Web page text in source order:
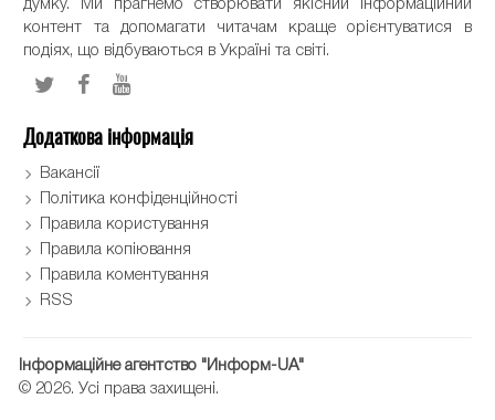
думку. Ми прагнемо створювати якісний інформаційний
контент та допомагати читачам краще орієнтуватися в
подіях, що відбуваються в Україні та світі.
Додаткова інформація
Вакансії
Політика конфіденційності
Правила користування
Правила копіювання
Правила коментування
RSS
Інформаційне агентство "Информ-UA"
© 2026. Усі права захищені.